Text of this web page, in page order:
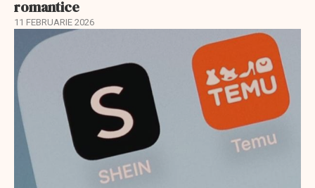
romantice
11 FEBRUARIE 2026